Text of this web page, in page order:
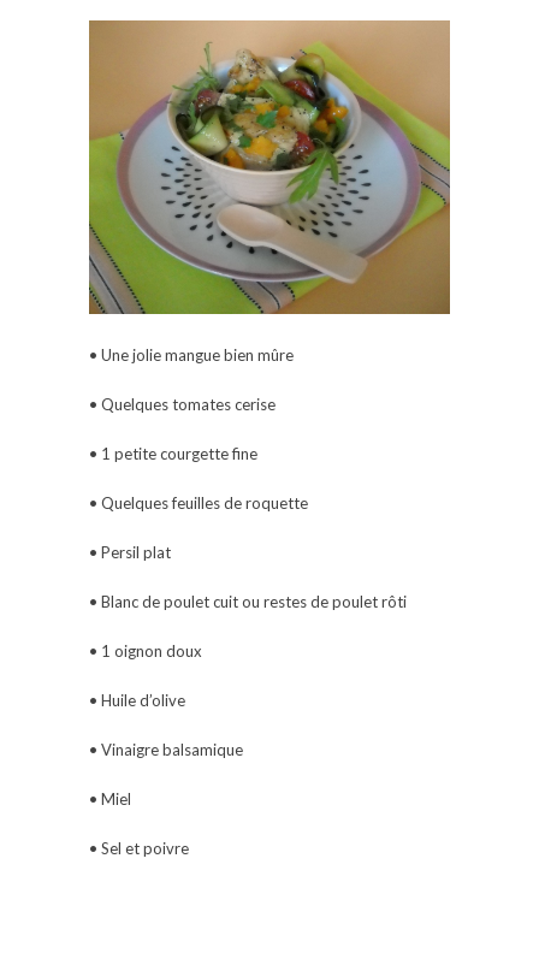
• Une jolie mangue bien mûre
• Quelques tomates cerise
• 1 petite courgette fine
• Quelques feuilles de roquette
• Persil plat
• Blanc de poulet cuit ou restes de poulet rôti
• 1 oignon doux
• Huile d’olive
• Vinaigre balsamique
• Miel
• Sel et poivre